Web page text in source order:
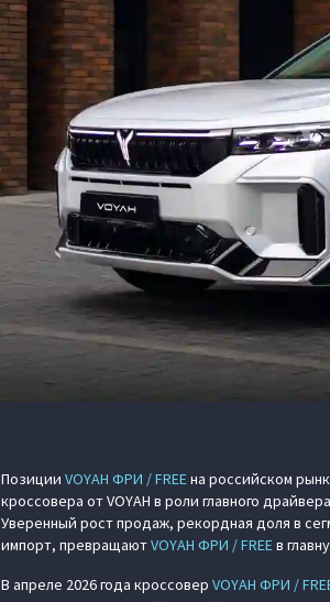
Позиции VOYAH ФРИ / FREEна российском
кроссовера от VOYAH в роли главного
Уверенный рост продаж, рекордная доля в
импорт, превращаютVOYAH ФРИ / FREEв
В апреле 2026 года кроссовер VOYAH ФРИ /